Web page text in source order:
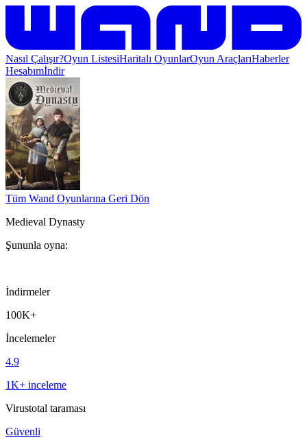
Nasıl Çalışır?Oyun ListesiHaritalı OyunlarOyun AraçlarıHaberler
Hesabımİndir
Tüm Wand Oyunlarına Geri Dön
Medieval Dynasty
Şununla oyna:
İndirmeler
100K+
İncelemeler
4.9
1K+ inceleme
Virustotal taraması
Güvenli